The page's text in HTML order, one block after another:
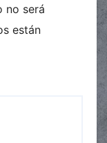
no será
están